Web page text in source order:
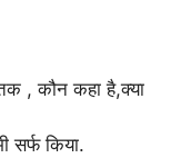
, कौन कहा है,क्या
सर्फ किया.